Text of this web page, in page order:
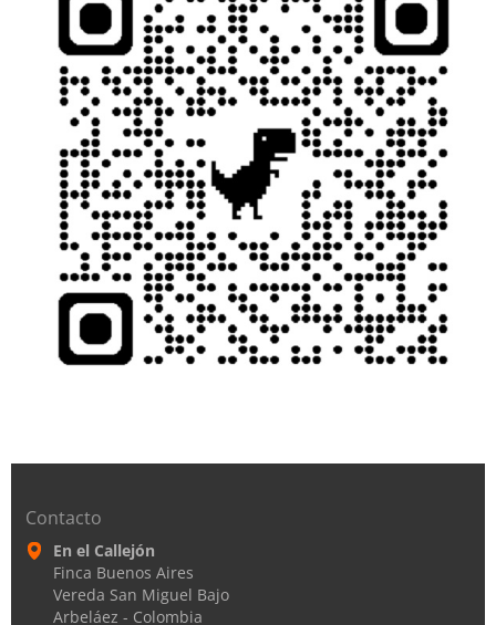
Contacto
En el Callejón
Finca Buenos Aires
Vereda San Miguel Bajo
Arbeláez - Colombia